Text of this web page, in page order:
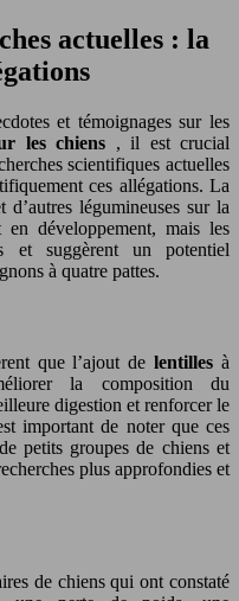
actuelles : la
et témoignages sur les
les chiens , il est crucial
scientifiques actuelles
ces allégations. La
d’autres légumineuses sur la
développement, mais les
et suggèrent un potentiel
à quatre pattes.
que l’ajout delentilles à
la composition du
digestion et renforcer le
important de noter que ces
petits groupes de chiens et
plus approfondies et
de chiens qui ont constaté